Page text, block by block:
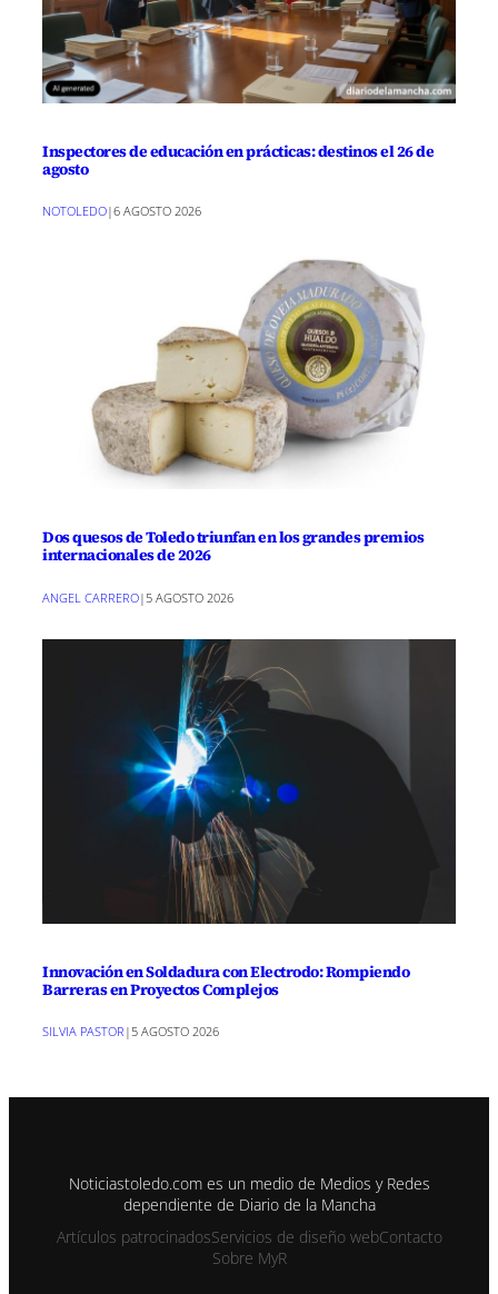
Inspectores de educación en prácticas: destinos el 26 de
agosto
NOTOLEDO|6 AGOSTO 2026
Dos quesos de Toledo triunfan en los grandes premios
internacionales de 2026
ANGEL CARRERO|5 AGOSTO 2026
Innovación en Soldadura con Electrodo: Rompiendo
Barreras en Proyectos Complejos
SILVIA PASTOR |5 AGOSTO 2026
Noticiastoledo.com es un medio de Medios y Redes
dependiente de Diario de la Mancha
Artículos patrocinadosServicios de diseño webContacto
Sobre MyR